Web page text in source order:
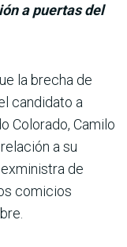
a puertas del
la brecha de
candidato a
Colorado, Camilo
a su
de
comicios